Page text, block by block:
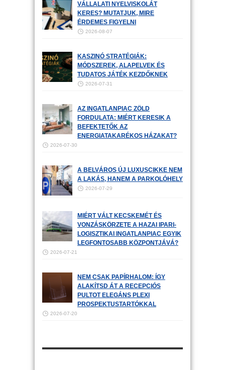
VÁLLALATI NYELVISKOLÁT
KERES? MUTATJUK, MIRE
ÉRDEMES FIGYELNI
2026-08-07
KASZINÓ STRATÉGIÁK:
MÓDSZEREK, ALAPELVEK ÉS
TUDATOS JÁTÉK KEZDŐKNEK
2026-07-31
AZ INGATLANPIAC ZÖLD
FORDULATA: MIÉRT KERESIK A
BEFEKTETŐK AZ
ENERGIATAKARÉKOS HÁZAKAT?
2026-07-30
A BELVÁROS ÚJ LUXUSCIKKE NEM
A LAKÁS, HANEM A PARKOLÓHELY
2026-07-29
MIÉRT VÁLT KECSKEMÉT ÉS
VONZÁSKÖRZETE A HAZAI IPARI-
LOGISZTIKAI INGATLANPIAC EGYIK
LEGFONTOSABB KÖZPONTJÁVÁ?
2026-07-21
NEM CSAK PAPÍRHALOM: ÍGY
ALAKÍTSD ÁT A RECEPCIÓS
PULTOT ELEGÁNS PLEXI
PROSPEKTUSTARTÓKKAL
2026-07-20